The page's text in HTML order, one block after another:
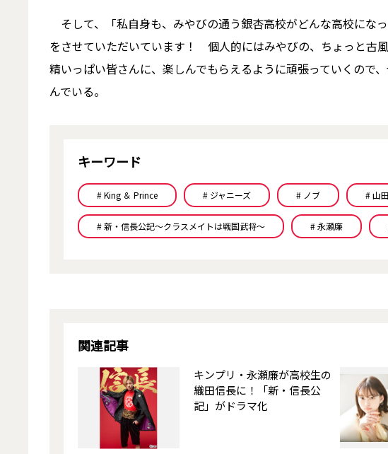
そして、「私自身も、みやびの通う銀杏高校がどんな高校にな
をさせていただいています！ 個人的にはみやびの、ちょっと古
精いっぱい皆さんに、楽しんでもらえるように頑張っていくので
んでいる。
キーワード
# King ＆ Prince # ジャニーズ # ノブ # 山
# 新・信長公記～クラスメイトは戦国武将～ # 永瀬廉
関連記事
キンプリ・永瀬廉が高校生の
織田信長に！「新・信長公
記」がドラマ化